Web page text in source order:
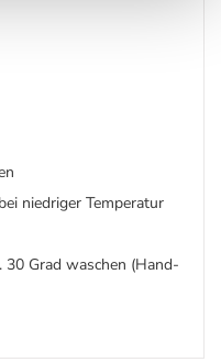
niedriger Temperatur
Grad waschen (Hand-